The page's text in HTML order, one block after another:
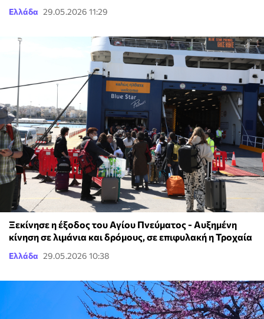
Ελλάδα 29.05.2026 11:29
Ξεκίνησε η έξοδος του Αγίου Πνεύματος - Αυξημένη
κίνηση σε λιμάνια και δρόμους, σε επιφυλακή η Τροχαία
Ελλάδα 29.05.2026 10:38